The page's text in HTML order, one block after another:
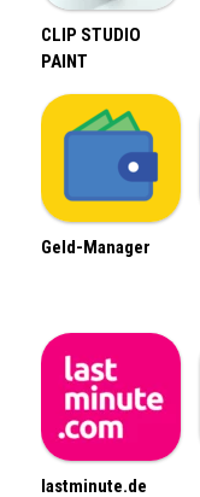
CLIP STUDIO
PAINT
Geld-Manager
lastminute.de